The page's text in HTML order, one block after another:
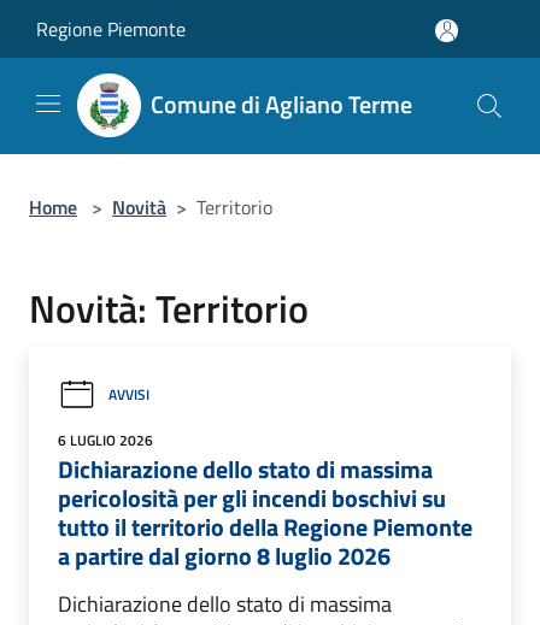
Regione Piemonte
Comune di Agliano Terme
Home > Novità > Territorio
Novità: Territorio
AVVISI
6 LUGLIO 2026
Dichiarazione dello stato di massima
pericolosità per gli incendi boschivi su
tutto il territorio della Regione Piemonte
a partire dal giorno 8 luglio 2026
Dichiarazione dello stato di massima